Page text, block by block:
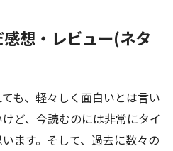
想・レビュー(ネタ
も、軽々しく面白いとは言い
ど、今読むのには非常にタイ
ます。そして、過去に数々の